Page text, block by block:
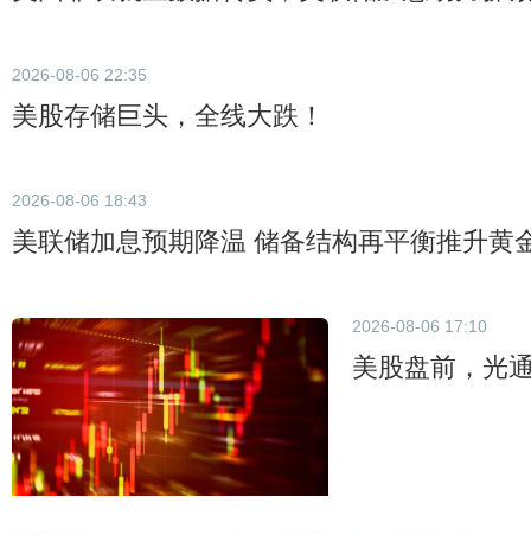
2026-08-06 22:35
美股存储巨头，全线大跌！
2026-08-06 18:43
美联储加息预期降温 储备结构再平衡推升黄
2026-08-06 17:10
美股盘前，光